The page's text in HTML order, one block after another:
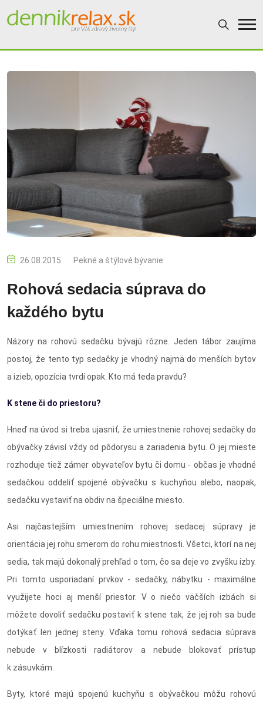
26.08.2015 Pekné a štýlové bývanie
Rohová sedacia súprava do
každého bytu
Názory na rohovú sedačku bývajú rôzne. Jeden tábor zaujíma
postoj, že tento typ sedačky je vhodný najmä do menších bytov
a izieb, opozícia tvrdí opak. Kto má teda pravdu?
K stene či do priestoru?
Hneď na úvod si treba ujasniť, že umiestnenie rohovej sedačky do
obývačky závisí vždy od pôdorysu a zariadenia bytu. O jej mieste
rozhoduje tiež zámer obyvateľov bytu či domu - občas je vhodné
sedačkou oddeliť spojené obývačku s kuchyňou alebo, naopak,
sedačku vystaviť na obdiv na špeciálne miesto.
Asi najčastejším umiestnením rohovej sedacej súpravy je
orientácia jej rohu smerom do rohu miestnosti. Všetci, ktorí na nej
sedia, tak majú dokonalý prehľad o tom, čo sa deje vo zvyšku izby.
Pri tomto usporiadaní prvkov - sedačky, nábytku - maximálne
využijete hoci aj menší priestor. V o niečo väčších izbách si
môžete dovoliť sedačku postaviť k stene tak, že jej roh sa bude
dotýkať len jednej steny. Vďaka tomu rohová sedacia súprava
nebude v blízkosti radiátorov a nebude blokovať prístup
k zásuvkám.
Byty, ktoré majú spojenú kuchyňu s obývačkou môžu rohovú